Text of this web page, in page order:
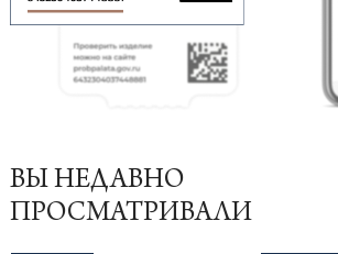
ВЫ НЕДАВНО
ПРОСМАТРИВАЛИ